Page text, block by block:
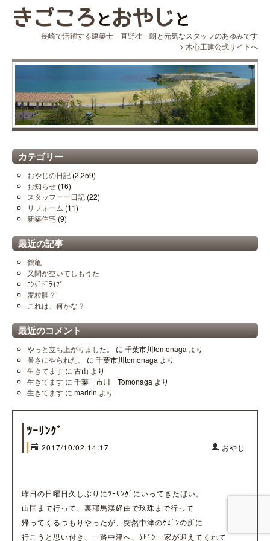
長崎で活躍する建築士 直野壮一朗と元気なスタッフのあゆみです
> 木心工建公式サイトへ
カテゴリー
おやじの日記 (2,259)
お知らせ (16)
スタッフーー日記 (22)
リフォーム (11)
新築住宅 (9)
最近の記事
鶴亀
又間が空いてしもうた
ﾛﾝｸﾞﾄﾞﾗｲﾌﾞ
麦粒腫？
これは、何かな？
最近のコメント
やっと立ち上がりました。 に 千葉市川tomonaga より
暑さにやられた。
に 千葉市川tomonaga より
生きてます に 古山 より
生きてます に 千葉 市川 Tomonaga より
生きてます に maririn より
ﾂｰﾘﾝｸﾞ
2017/10/02 14:17 おやじ
昨日の日曜日久しぶりにﾂｰﾘﾝｸﾞにいってきたばい。
山国まで行って、裏耶馬渓経由で玖珠まで行って
帰ってくるつもりやったが、突然中津のｹﾋﾞﾝの所に
行こうと思い付き、一路中津へ、ｹﾋﾞﾝ一家が迎えてくれて